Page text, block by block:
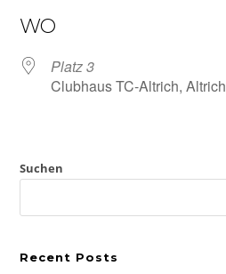
WO
Platz 3
Clubhaus TC-Altrich, Altrich
Suchen
Recent Posts